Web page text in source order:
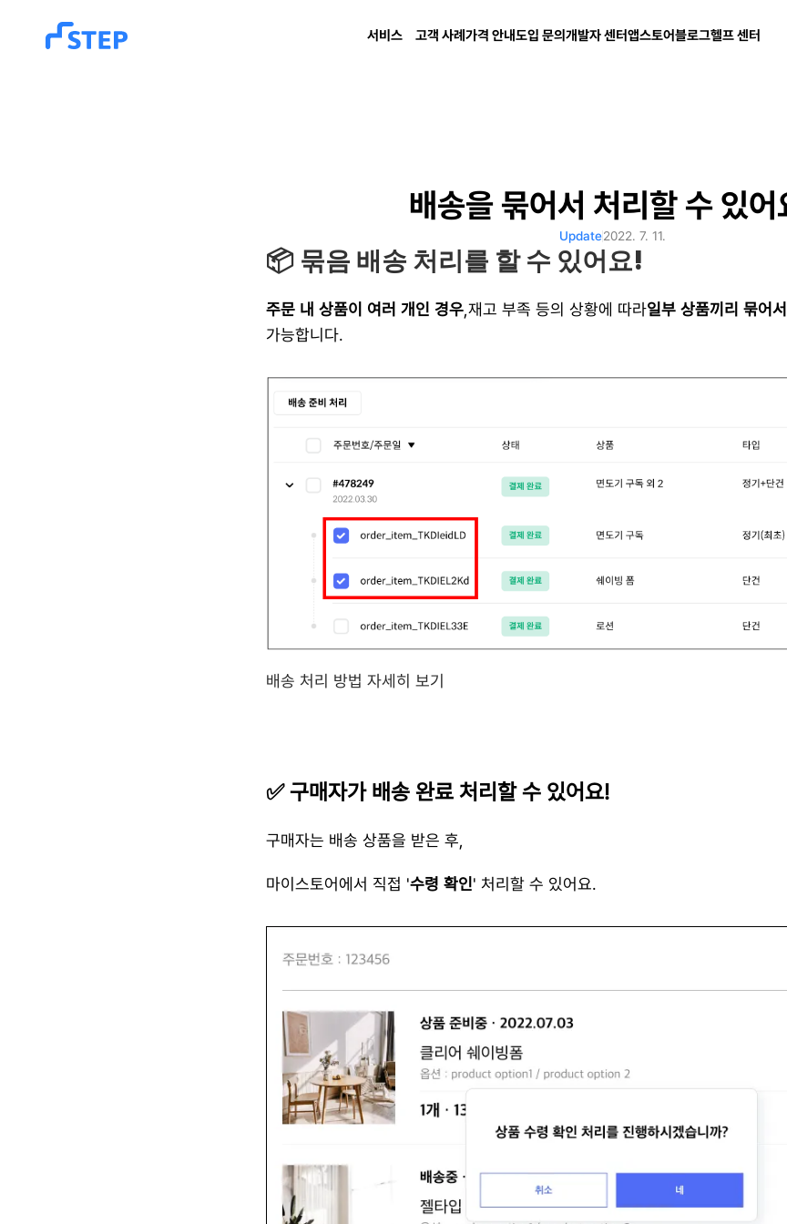
서비스 고객 사례 가격 안내도입 문의 개발자 센터앱스토어블로그헬프 센터
배송을 묶어서 처리할 수 있어
Update2022. 7. 11.
📦 묶음 배송 처리를 할 수 있어요!
주문 내 상품이 여러 개인 경우,재고 부족 등의 상황에 따라일부 상품끼리 묶어
가능합니다.
배송 처리 방법 자세히 보기
✅ 구매자가 배송 완료 처리할 수 있어요!
구매자는 배송 상품을 받은 후,
마이스토어에서 직접 '수령 확인' 처리할 수 있어요.